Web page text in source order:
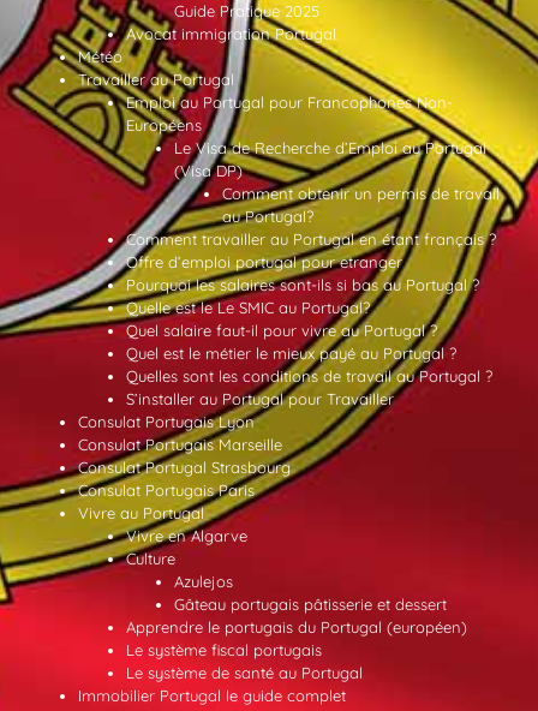
Guide Pratique 2025
Avocat immigration Portugal
Météo
Travailler au Portugal
Emploi au Portugal pour Francophones Non-
Européens
Le Visa de Recherche d’Emploi au Portugal
(Visa DP)
Comment obtenir un permis de travail
au Portugal?
Comment travailler au Portugal en étant français ?
Offre d’emploi portugal pour etranger
Pourquoi les salaires sont-ils si bas au Portugal ?
Quelle est le Le SMIC au Portugal?
Quel salaire faut-il pour vivre au Portugal ?
Quel est le métier le mieux payé au Portugal ?
Quelles sont les conditions de travail au Portugal ?
S’installer au Portugal pour Travailler
Consulat Portugais Lyon
Consulat Portugais Marseille
Consulat Portugal Strasbourg
Consulat Portugais Paris
Vivre au Portugal
Vivre en Algarve
Culture
Azulejos
Gâteau portugais pâtisserie et dessert
Apprendre le portugais du Portugal (européen)
Le système fiscal portugais
Le système de santé au Portugal
Immobilier Portugal le guide complet